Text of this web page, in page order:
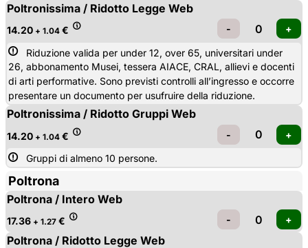
Poltronissima / Ridotto Legge Web
14.20 + 1.04 €
Riduzione valida per under 12, over 65, universitari under
26, abbonamento Musei, tessera AIACE, CRAL, allievi e docenti
di arti performative. Sono previsti controlli all’ingresso e occorre
presentare un documento per usufruire della riduzione.
Poltronissima / Ridotto Gruppi Web
14.20 + 1.04 €
Gruppi di almeno 10 persone.
Poltrona
Poltrona / Intero Web
17.36 + 1.27 €
Poltrona / Ridotto Legge Web